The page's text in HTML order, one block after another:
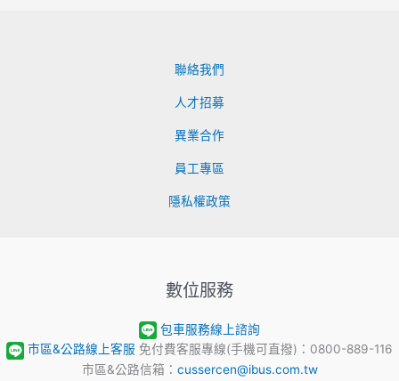
聯絡我們
人才招募
異業合作
員工專區
隱私權政策
數位服務
包車服務線上諮詢
市區&公路線上客服 免付費客服專線(手機可直撥)：0800-889-116
市區&公路信箱： cussercen@ibus.com.tw